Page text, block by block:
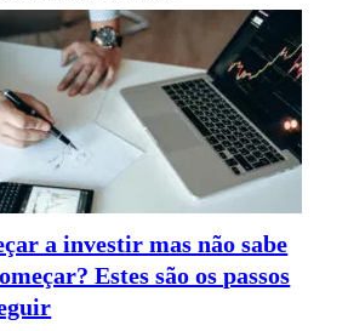
a investir mas não sabe
Estes são os passos